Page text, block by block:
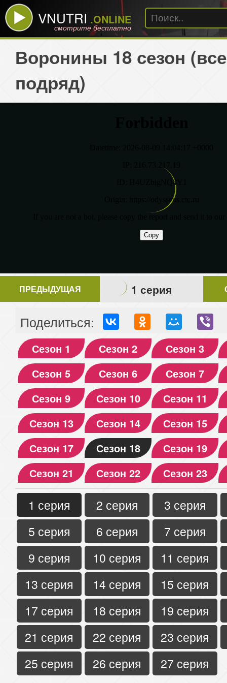
VNUTRI .ONLINE
смотрите бесплатно
Воронины 18 сезон
подряд)
ПРЕДЫДУЩАЯ 1 серия
Поделиться:
Сезон 1 Сезон 2
Сезон 3
Сезон 5
Сезон 6
Сезон 7
Сезон 9
Сезон 10
Сезон 11
Сезон 13
Сезон 14
Сезон 15
Сезон 17
Сезон 18
Сезон 19
Сезон 21
Сезон 22 Сезон 23
1 серия 2 серия
3 серия
5 серия
6 серия
7 серия
9 серия
10 серия
11 серия
13 серия
14 серия
15 серия
17 серия
18 серия
19 серия
21 серия
22 серия
23 серия
25 серия
26 серия 27 серия